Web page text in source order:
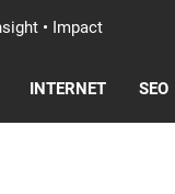
• Impact
INTERNET SEO